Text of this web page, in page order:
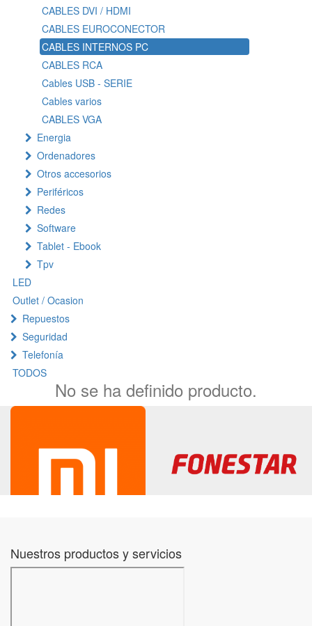
CABLES DVI / HDMI
CABLES EUROCONECTOR
CABLES INTERNOS PC
CABLES RCA
Cables USB - SERIE
Cables varios
CABLES VGA
Energia
Ordenadores
Otros accesorios
Periféricos
Redes
Software
Tablet - Ebook
Tpv
LED
Outlet / Ocasion
Repuestos
Seguridad
Telefonía
TODOS
No se ha definido producto.
Nuestros productos y servicios